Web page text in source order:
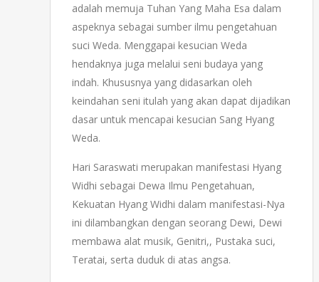
adalah memuja Tuhan Yang Maha Esa dalam
aspeknya sebagai sumber ilmu pengetahuan
suci Weda. Menggapai kesucian Weda
hendaknya juga melalui seni budaya yang
indah. Khususnya yang didasarkan oleh
keindahan seni itulah yang akan dapat dijadikan
dasar untuk mencapai kesucian Sang Hyang
Weda.
Hari Saraswati merupakan manifestasi Hyang
Widhi sebagai Dewa Ilmu Pengetahuan,
Kekuatan Hyang Widhi dalam manifestasi-Nya
ini dilambangkan dengan seorang Dewi, Dewi
membawa alat musik, Genitri,, Pustaka suci,
Teratai, serta duduk di atas angsa.